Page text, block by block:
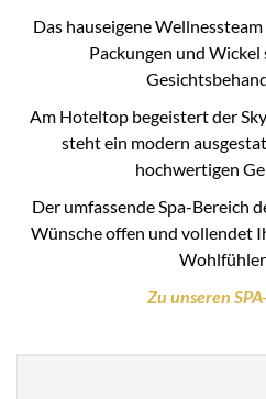
Das hauseigene
Packungen und
Am Hoteltop begeistert der
steht ein modern
hochwertigen
Der umfassende Spa-Bereich
Wünsche offen und vollendet
Zu unseren